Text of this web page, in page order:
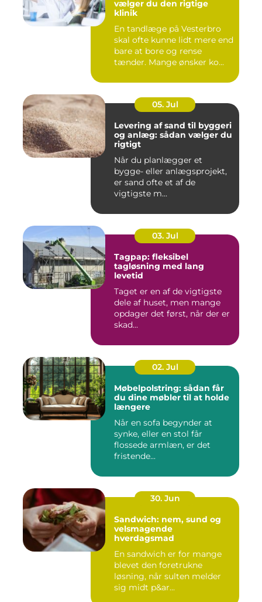
vælger du den rigtige
klinik
En tandlæge på Vesterbro
skal ofte kunne lidt mere end
bare at bore og rense
tænder. Mange ønsker ko...
05. Jul
Levering af sand til byggeri
og anlæg: sådan vælger du
rigtigt
Når du planlægger et
bygge- eller anlægsprojekt,
er sand ofte et af de
vigtigste m...
03. Jul
Tagpap: fleksibel
tagløsning med lang
levetid
Taget er en af de vigtigste
dele af huset, men mange
opdager det først, når der er
skad...
02. Jul
Møbelpolstring: sådan får
du dine møbler til at holde
længere
Når en sofa begynder at
synke, eller en stol får
flossede armlæn, er det
fristende...
30. Jun
Sandwich: nem, sund og
velsmagende
hverdagsmad
En sandwich er for mange
blevet den foretrukne
løsning, når sulten melder
sig midt p&ar...